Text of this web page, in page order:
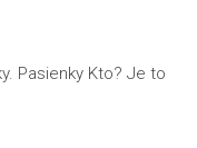
Pasienky Kto? Je to